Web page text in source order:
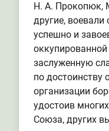
Н. А. Прокопюк,
другие, воевали
успешно и
заслуженную
по достоинству
организации
удостоив
Союза, других